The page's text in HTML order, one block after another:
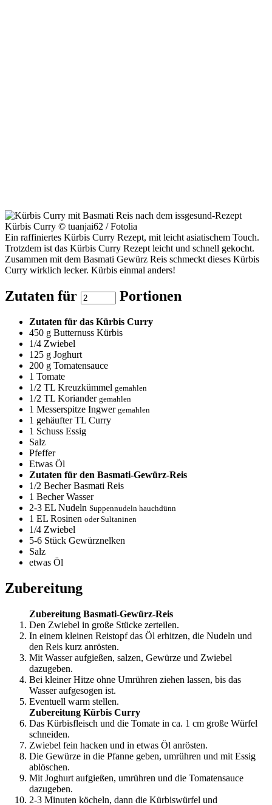
Kürbis Curry © tuanjai62 / Fotolia
Ein raffiniertes Kürbis Curry Rezept, mit leicht asiatischem Touch.
Trotzdem ist das Kürbis Curry Rezept leicht und schnell gekocht.
Zusammen mit dem Basmati Gewürz Reis schmeckt dieses Kürbis
Curry wirklich lecker. Kürbis einmal anders!
Zutaten für Portionen
Zutaten für das Kürbis Curry
450 g Butternuss Kürbis
1/4 Zwiebel
125 g Joghurt
200 g Tomatensauce
1 Tomate
1/2 TL Kreuzkümmel gemahlen
1/2 TL Koriander gemahlen
1 Messerspitze Ingwer gemahlen
1 gehäufter TL Curry
1 Schuss Essig
Salz
Pfeffer
Etwas Öl
Zutaten für den Basmati-Gewürz-Reis
1/2 Becher Basmati Reis
1 Becher Wasser
2-3 EL Nudeln Suppennudeln hauchdünn
1 EL Rosinen oder Sultaninen
1/4 Zwiebel
5-6 Stück Gewürznelken
Salz
etwas Öl
Zubereitung
Zubereitung Basmati-Gewürz-Reis
Den Zwiebel in große Stücke zerteilen.
In einem kleinen Reistopf das Öl erhitzen, die Nudeln und
den Reis kurz anrösten.
Mit Wasser aufgießen, salzen, Gewürze und Zwiebel
dazugeben.
Bei kleiner Hitze ohne Umrühren ziehen lassen, bis das
Wasser aufgesogen ist.
Eventuell warm stellen.
Zubereitung Kürbis Curry
Das Kürbisfleisch und die Tomate in ca. 1 cm große Würfel
schneiden.
Zwiebel fein hacken und in etwas Öl anrösten.
Die Gewürze in die Pfanne geben, umrühren und mit Essig
ablöschen.
Mit Joghurt aufgießen, umrühren und die Tomatensauce
dazugeben.
2-3 Minuten köcheln, dann die Kürbiswürfel und